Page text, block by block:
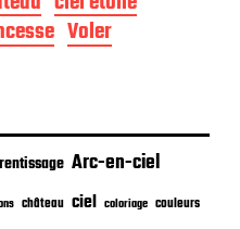
Voler
Arc-en-ciel
château ciel coloriage couleurs